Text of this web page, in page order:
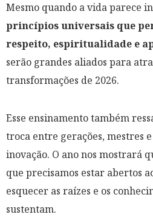
Mesmo quando a vida parece
princípios universais que
respeito, espiritualidade e
serão grandes aliados para
transformações de 2026.
Esse ensinamento também
troca entre gerações, mestres
inovação. O ano nos mostrará
que precisamos estar abertos
esquecer as raízes e os
sustentam.